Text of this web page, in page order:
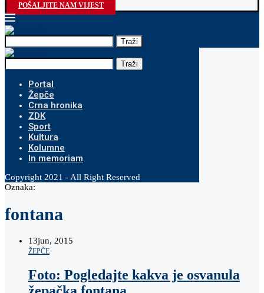
POŠALJITE NAM VIJEST
Traži
Traži
Portal
Žepče
Crna hronika
ZDK
Sport
Kultura
Kolumne
In memoriam
Copyright 2021 - All Right Reserved
Oznaka:
fontana
13jun, 2015
ŽEPČE
Foto: Pogledajte kakva je osvanula